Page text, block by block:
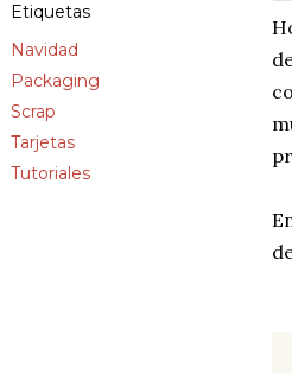
Etiquetas
Navidad
Packaging
Scrap
Tarjetas
Tutoriales